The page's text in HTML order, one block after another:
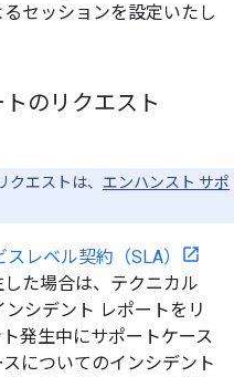
セッションを設定いたし
のリクエスト
エストは、 エンハンスト サポ
レベル契約（SLA）
た場合は、テクニカル
シデント レポートをリ
発生中にサポートケース
についてのインシデント